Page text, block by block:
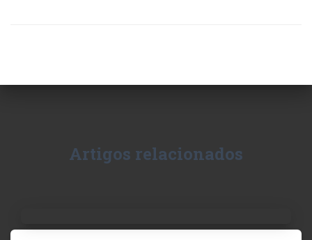
Artigos relacionados